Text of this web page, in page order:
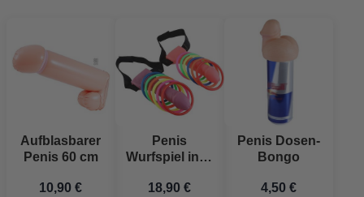
Aufblasbarer
Penis 60 cm
10,90 €
Penis
Wurfspiel inkl.
12 Ringe
18,90 €
Penis Dosen-
Bongo
4,50 €